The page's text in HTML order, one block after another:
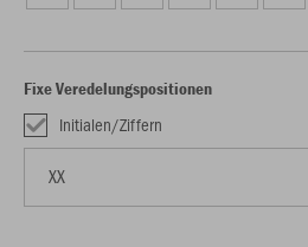
Fixe Veredelungspositionen
Initialen/Ziffern